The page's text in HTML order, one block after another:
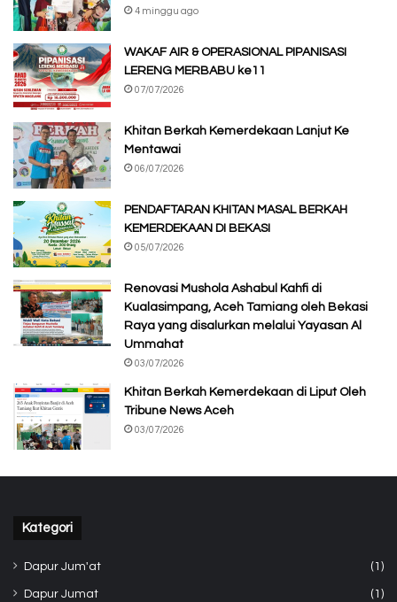
4 minggu ago
WAKAF AIR & OPERASIONAL PIPANISASI
LERENG MERBABU ke11
07/07/2026
Khitan Berkah Kemerdekaan Lanjut Ke
Mentawai
06/07/2026
PENDAFTARAN KHITAN MASAL BERKAH
KEMERDEKAAN DI BEKASI
05/07/2026
Renovasi Mushola Ashabul Kahfi di
Kualasimpang, Aceh Tamiang oleh Bekasi
Raya yang disalurkan melalui Yayasan Al
Ummahat
03/07/2026
Khitan Berkah Kemerdekaan di Liput Oleh
Tribune News Aceh
03/07/2026
Kategori
Dapur Jum'at (1)
Dapur Jumat (1)